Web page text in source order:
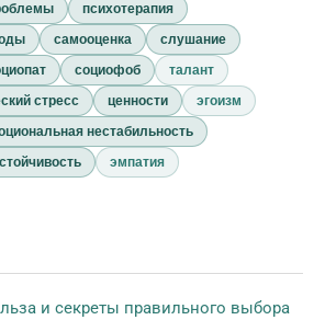
психотерапия
самооценка
слушание
социофоб
талант
стресс ценности
эгоизм
нестабильность
эмпатия
и секреты правильного выбора